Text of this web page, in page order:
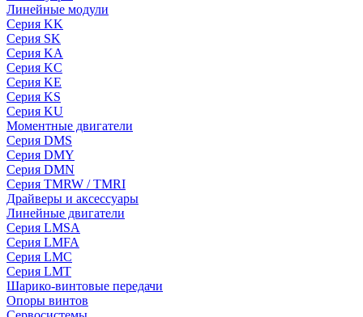
Линейные модули
Серия KK
Серия SK
Серия KA
Серия KC
Серия KE
Серия KS
Серия KU
Моментные двигатели
Серия DMS
Серия DMY
Серия DMN
Серия TMRW / TMRI
Драйверы и аксессуары
Линейные двигатели
Серия LMSA
Серия LMFA
Серия LMC
Серия LMT
Шарико-винтовые передачи
Опоры винтов